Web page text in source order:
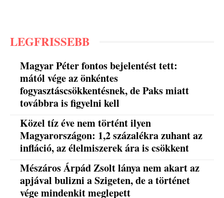
LEGFRISSEBB
Magyar Péter fontos bejelentést tett:
mától vége az önkéntes
fogyasztáscsökkentésnek, de Paks miatt
továbbra is figyelni kell
Közel tíz éve nem történt ilyen
Magyarországon: 1,2 százalékra zuhant az
infláció, az élelmiszerek ára is csökkent
Mészáros Árpád Zsolt lánya nem akart az
apjával bulizni a Szigeten, de a történet
vége mindenkit meglepett